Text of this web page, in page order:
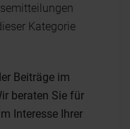
Kategorie
Beiträge im
beraten Sie für
Interesse Ihrer